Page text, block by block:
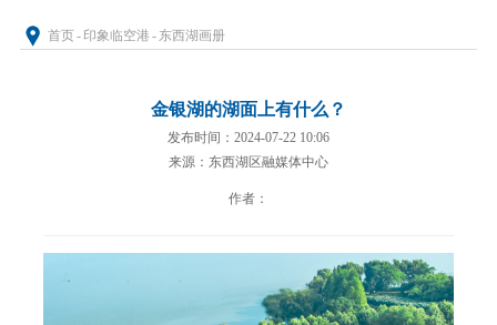
首页- 印象临空港 - 东西湖画册
金银湖的湖面上有什么？
发布时间：2024-07-22 10:06
来源：东西湖区融媒体中心
作者：